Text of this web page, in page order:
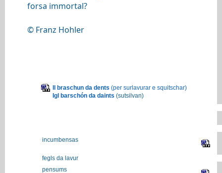
forsa immortal?
© Franz Hohler
Il braschun da dents (per surlavurar e squitschar)
Igl barschón da daints (sutsilvan)
incumbensas
fegls da lavur
pensums